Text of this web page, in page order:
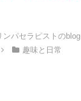
ンパセラピストのblog
趣味と日常